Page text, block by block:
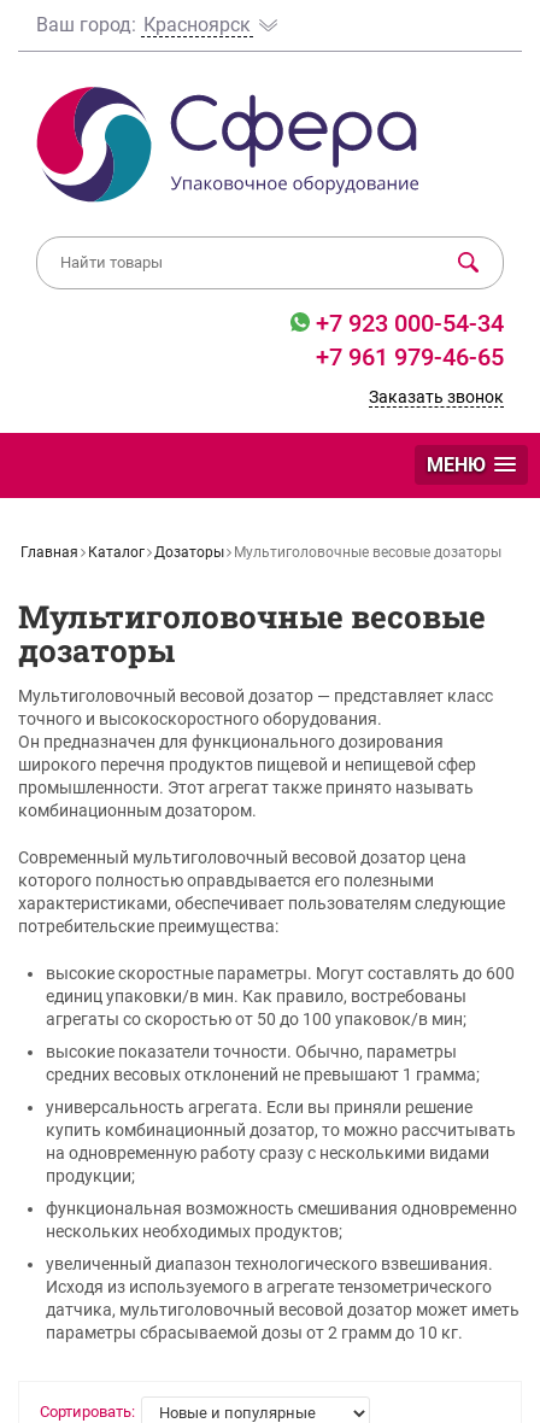
Ваш город: Красноярск
+7 923 000-54-34
+7 961 979-46-65
Заказать звонок
МЕНЮ
Главная Каталог Дозаторы Мультиголовочные весовые дозаторы
Мультиголовочные весовые
дозаторы
Мультиголовочный весовой дозатор — представляет класс
точного и высокоскоростного оборудования.
Он предназначен для функционального дозирования
широкого перечня продуктов пищевой и непищевой сфер
промышленности. Этот агрегат также принято называть
комбинационным дозатором.
Современный мультиголовочный весовой дозатор цена
которого полностью оправдывается его полезными
характеристиками, обеспечивает пользователям следующие
потребительские преимущества:
высокие скоростные параметры. Могут составлять до 600
единиц упаковки/в мин. Как правило, востребованы
агрегаты со скоростью от 50 до 100 упаковок/в мин;
высокие показатели точности. Обычно, параметры
средних весовых отклонений не превышают 1 грамма;
универсальность агрегата. Если вы приняли решение
купить комбинационный дозатор, то можно рассчитывать
на одновременную работу сразу с несколькими видами
продукции;
функциональная возможность смешивания одновременно
нескольких необходимых продуктов;
увеличенный диапазон технологического взвешивания.
Исходя из используемого в агрегате тензометрического
датчика, мультиголовочный весовой дозатор может иметь
параметры сбрасываемой дозы от 2 грамм до 10 кг.
Сортировать: